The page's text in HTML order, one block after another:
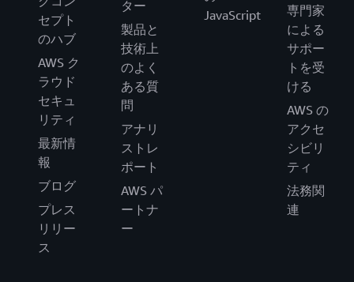
セプト
のハブ
AWS ク
ラウド
セキュ
リティ
最新情
報
ブログ
プレス
リリー
ス
ター
製品と
技術上
のよく
ある質
問
アナリ
ストレ
ポート
AWS パ
ートナ
ー
JavaScript
専門家
による
サポー
トを受
ける
AWS の
アクセ
シビリ
ティ
法務関
連